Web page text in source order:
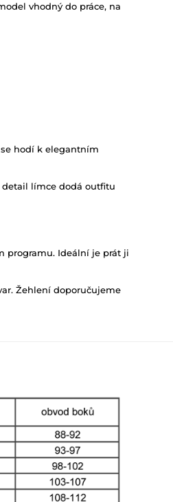
vhodný do práce, na
hodí k elegantním
detail límce dodá outfitu
programu. Ideální je prát ji
Žehlení doporučujeme